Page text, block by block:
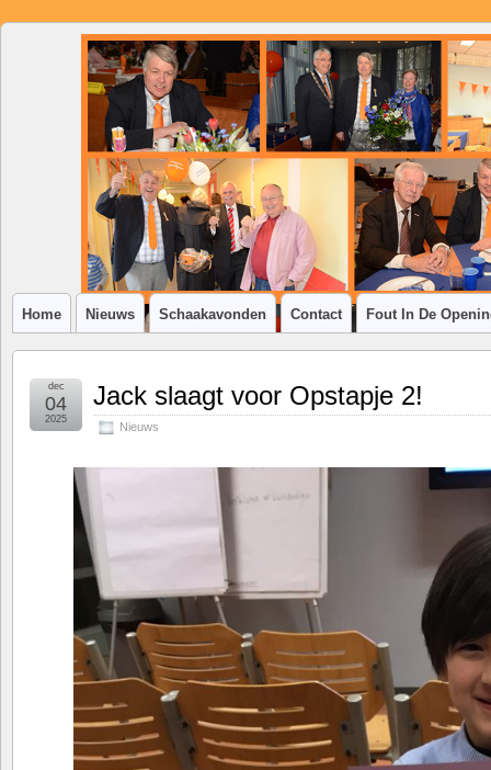
SSV
Klim-
Home Nieuws Schaakavonden Contact Fout In De
Jack slaagt voor Opstapje 2!
Nieuws
dec
04
2025